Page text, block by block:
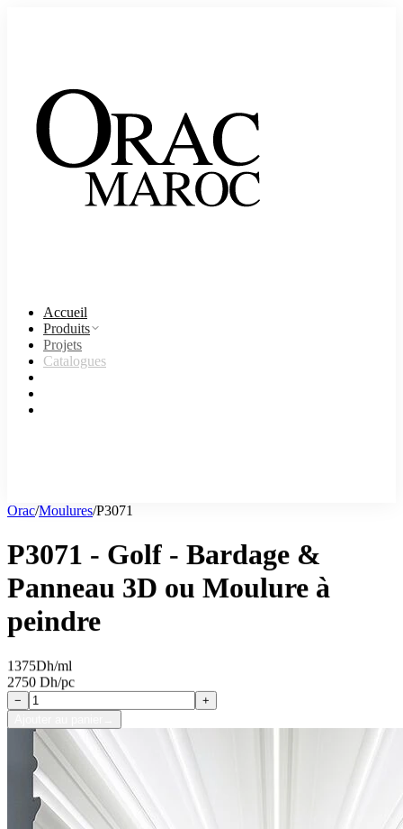
Accueil
Produits
Projets
Catalogues
Orac/Moulures/P3071
P3071 - Golf - Bardage &
Panneau 3D ou Moulure à
peindre
1375Dh/ml
2750 Dh/pc
−
+